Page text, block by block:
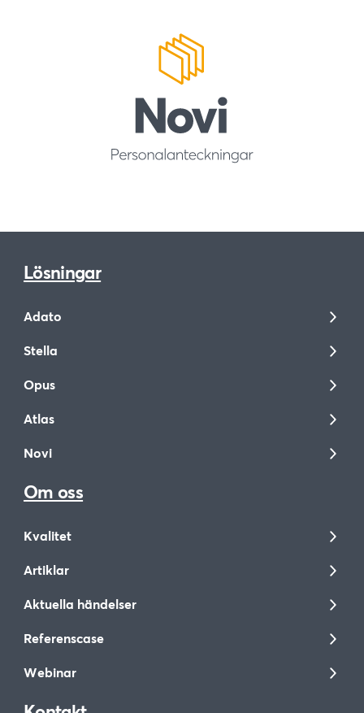
Lösningar
Adato
Stella
Opus
Atlas
Novi
Om oss
Kvalitet
Artiklar
Aktuella händelser
Referenscase
Webinar